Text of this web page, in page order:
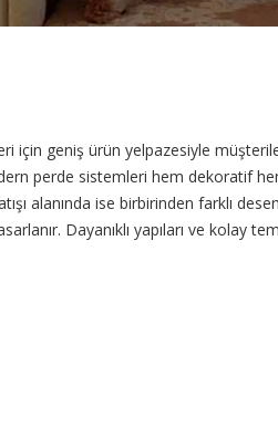
için geniş ürün yelpazesiyle
perde sistemleri hem
alanında ise birbirinden farklı
Dayanıklı yapıları ve kolay